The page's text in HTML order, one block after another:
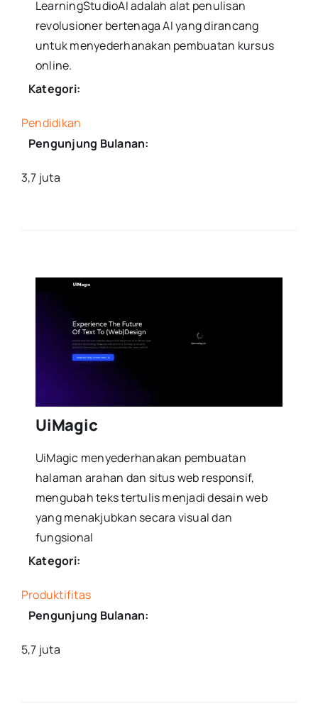
LearningStudioAI adalah alat penulisan
revolusioner bertenaga AI yang dirancang
untuk menyederhanakan pembuatan kursus
online.
Kategori:
Pendidikan
Pengunjung Bulanan:
3,7 juta
UiMagic
UiMagic menyederhanakan pembuatan
halaman arahan dan situs web responsif,
mengubah teks tertulis menjadi desain web
yang menakjubkan secara visual dan
fungsional
Kategori:
Produktifitas
Pengunjung Bulanan:
5,7 juta